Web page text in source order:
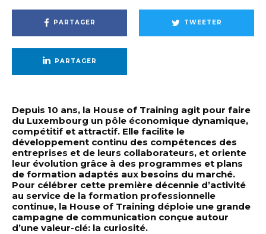
PARTAGER TWEETER
PARTAGER
Depuis 10 ans, la House of Training agit pour faire
du Luxembourg un pôle économique dynamique,
compétitif et attractif. Elle facilite le
développement continu des compétences des
entreprises et de leurs collaborateurs, et oriente
leur évolution grâce à des programmes et plans
de formation adaptés aux besoins du marché.
Pour célébrer cette première décennie d’activité
au service de la formation professionnelle
continue, la House of Training déploie une grande
campagne de communication conçue autour
d’une valeur-clé: la curiosité.